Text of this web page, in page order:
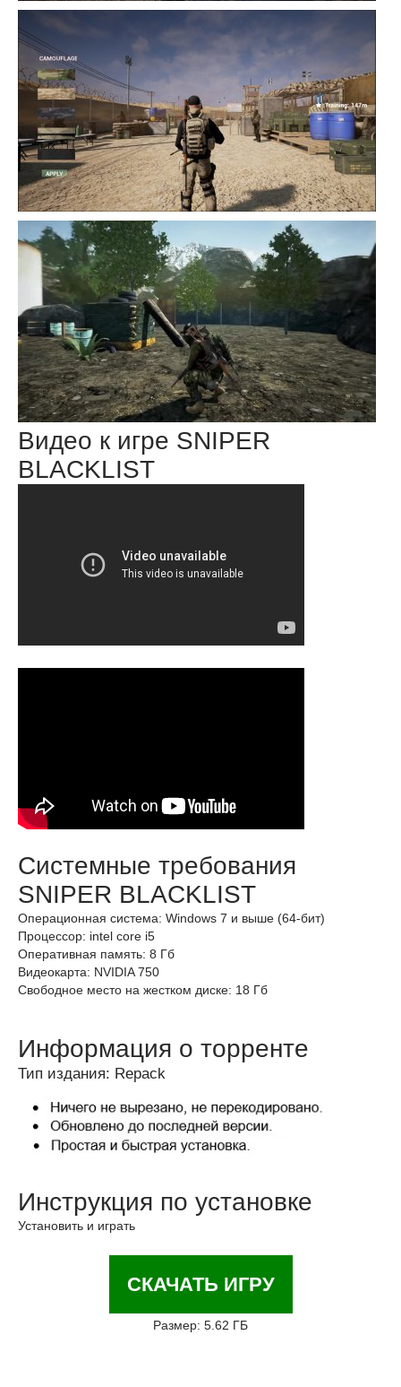
Видео к игре SNIPER
BLACKLIST
Системные требования
SNIPER BLACKLIST
Операционная система: Windows 7 и выше (64-бит)
Процессор: intel core i5
Оперативная память: 8 Гб
Видеокарта: NVIDIA 750
Свободное место на жестком диске: 18 Гб
Информация о торренте
Тип издания: Repack
Инструкция по установке
Установить и играть
СКАЧАТЬ ИГРУ
Размер: 5.62 ГБ